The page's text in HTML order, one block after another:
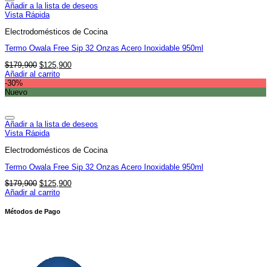
Añadir a la lista de deseos
Vista Rápida
Electrodomésticos de Cocina
Termo Owala Free Sip 32 Onzas Acero Inoxidable 950ml
$179,900 El
precio
$125,900El
Añadir al carrito
-30%
Nuevo
Añadir a la lista de deseos
Vista Rápida
Electrodomésticos de Cocina
Termo Owala Free Sip 32 Onzas Acero Inoxidable 950ml
$179,900 El
precio
era:
$125,900El
Añadir al carrito
Métodos de Pago